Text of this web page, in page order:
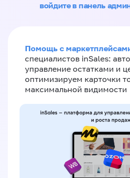
войдите в панель
Помощь с
специалистов inSales:
управление остатками и
оптимизируем карточки
максимальной видимости